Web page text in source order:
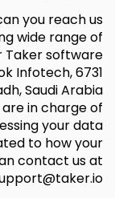
you reach us?
wide range of
Taker software
Infotech, 6731
Saudi Arabia.
in charge of
your data.
to how your
contact us at